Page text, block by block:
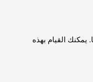
يمكنك القيام بهذه